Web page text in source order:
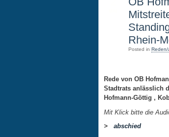
Rhein-
Posted in Reden/
Rede von OB
Stadtrats anlässlich
Hofmann-Göttig ,
Mit Klick bitte die
> abschied